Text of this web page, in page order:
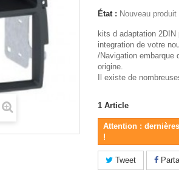
État : Nouveau produit
kits d adaptation
integration de votre
/Navigation embarque
origine.
Il existe de
1 Article
Attention :
!
Tweet